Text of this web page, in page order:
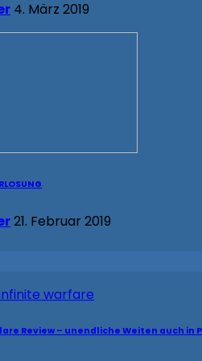
4. März 2019
21. Februar 2019
Review – unendliche Weiten auch in